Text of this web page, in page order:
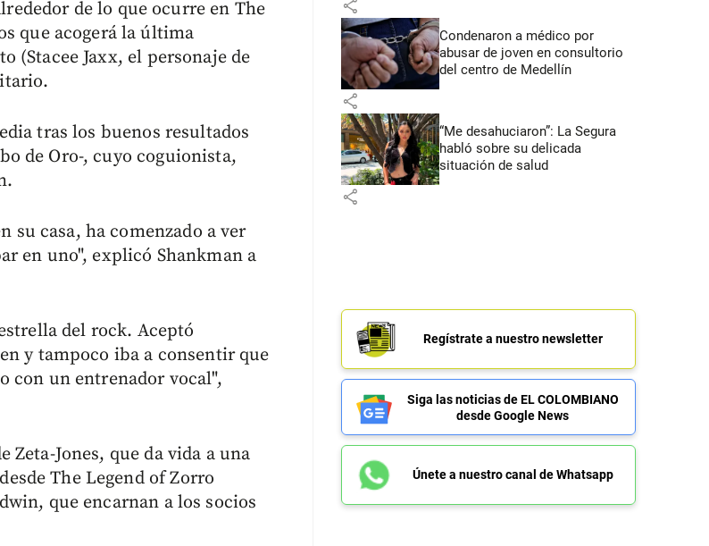
de lo que ocurre en The
que acogerá la última
(Stacee Jaxx, el personaje de
tras los buenos resultados
de Oro-, cuyo coguionista,
su casa, ha comenzado a ver
en uno", explicó Shankman a
del rock. Aceptó
y tampoco iba a consentir que
con un entrenador vocal",
Zeta-Jones, que da vida a una
The Legend of Zorro
que encarnan a los socios
share
Condenaron a médico por
abusar de joven en consultorio
del centro de Medellín
share
“Me desahuciaron”: La Segura
habló sobre su delicada
situación de salud
share
Regístrate a nuestro newsletter
Siga las noticias de EL COLOMBIANO
desde Google News
Únete a nuestro canal de Whatsapp